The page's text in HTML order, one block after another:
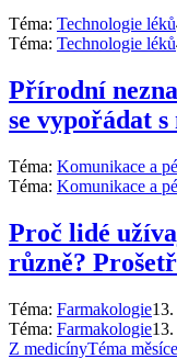
Téma: Technologie léků
Téma: Technologie léků
Přírodní
se vypořádat
Téma: Komunikace a
Téma: Komunikace a
Proč lidé
různě?
Téma: Farmakologie
Téma: Farmakologie
Z medicínyTéma měsíce